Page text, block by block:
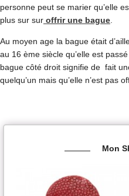
personne peut se marier qu’elle
plus sur sur offrir une bague.
Au moyen age la bague était
au 16 ème siècle qu’elle est
bague côté droit signifie de fait
quelqu’un mais qu’elle n’est pas
Mon